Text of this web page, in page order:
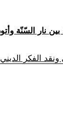
ونقد الفكر الديني